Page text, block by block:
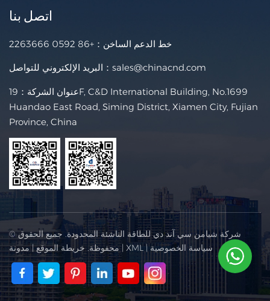
اتصل بنا
خط الدعم الساخن： +86 0592 2263666
البريد الإلكتروني للتواصل： sales@chinacnd.com
عنوان الشركة：19F, C&D International Building, No.1699
Huandao East Road, Siming District, Xiamen City, Fujian
Province, China
© شركة شيامن سي آند دي للطاقة الناشئة المحدودة. جميع الحقوق
محفوظة.خريطة الموقع|مدونة | XML |سياسة الخصوصية